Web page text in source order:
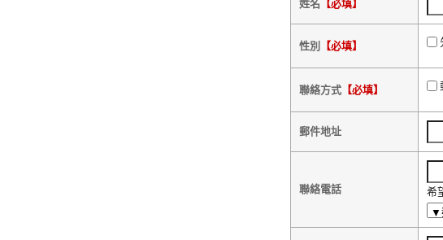
姓名 【必填】
性別 【必填】
聯絡方式 【必填】
郵件地址
聯絡電話
希